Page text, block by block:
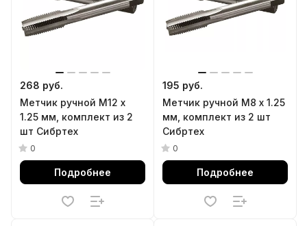
268 руб.
Метчик ручной М12 х
1.25 мм, комплект из 2
шт Сибртех
0
Подробнее
195 руб.
Метчик ручной М8 х 1.25
мм, комплект из 2 шт
Сибртех
0
Подробнее